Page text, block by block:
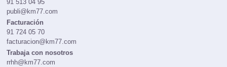
91 513 04 95
publi@km77.com
Facturación
91 724 05 70
facturacion@km77.com
Trabaja con nosotros
rrhh@km77.com